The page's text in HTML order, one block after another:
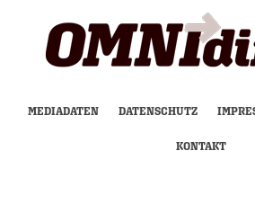
MEDIADATEN DATENSCHUTZ
KONTAKT